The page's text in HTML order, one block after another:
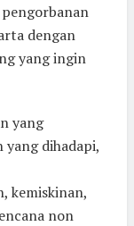
dengan
yang ingin
yang
yang dihadapi,
kemiskinan,
non